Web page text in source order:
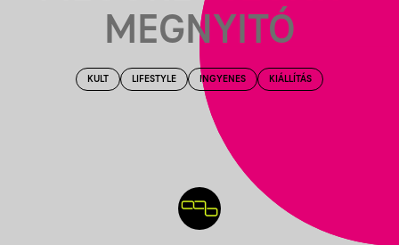
MEGNYITÓ
KULT LIFESTYLE INGYENES KIÁLLÍTÁS